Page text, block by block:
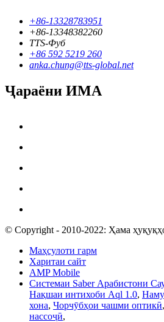
+86-13328783951
+86-13348382260
TTS-Фуб
+86 592 5219 260
anka.chung@tts-global.net
Ҷараёни ИМА
© Copyright - 2010-2022: Ҳама
Маҳсулоти гарм
Харитаи сайт
AMP Mobile
Системаи Saber Арабистони
Нақшаи интихоби Aql 1.0,
хона, Чорчӯбҳои чашми оптикӣ,
нассоҷӣ,